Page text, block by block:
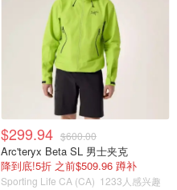
$299.94 $600.00
Arc'teryx Beta SL 男士夹克
降到底!5折 之前$509.96 蹲补
Sporting Life CA (CA) 1233人感兴趣